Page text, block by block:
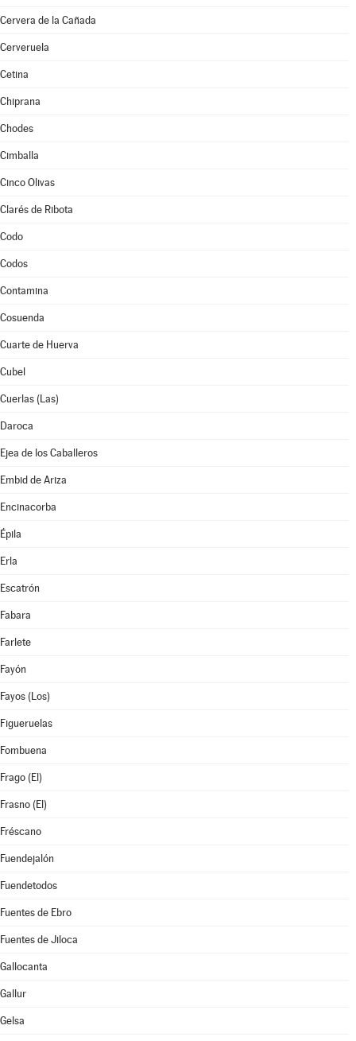
Cervera de la Cañada
Cerveruela
Cetina
Chiprana
Chodes
Cimballa
Cinco Olivas
Clarés de Ribota
Codo
Codos
Contamina
Cosuenda
Cuarte de Huerva
Cubel
Cuerlas (Las)
Daroca
Ejea de los Caballeros
Embid de Ariza
Encinacorba
Épila
Erla
Escatrón
Fabara
Farlete
Fayón
Fayos (Los)
Figueruelas
Fombuena
Frago (El)
Frasno (El)
Fréscano
Fuendejalón
Fuendetodos
Fuentes de Ebro
Fuentes de Jiloca
Gallocanta
Gallur
Gelsa